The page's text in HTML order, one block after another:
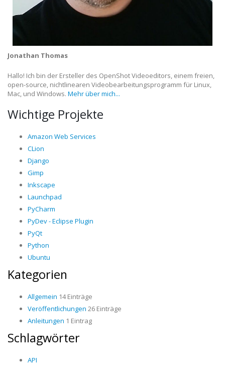
Jonathan Thomas
Hallo! Ich bin der Ersteller des OpenShot Videoeditors, einem freien,
open-source, nichtlinearen Videobearbeitungsprogramm für Linux,
Mac, und Windows. Mehr über mich...
Wichtige Projekte
Amazon Web Services
CLion
Django
Gimp
Inkscape
Launchpad
PyCharm
PyDev - Eclipse Plugin
PyQt
Python
Ubuntu
Kategorien
Allgemein 14 Einträge
Veröffentlichungen 26 Einträge
Anleitungen 1 Eintrag
Schlagwörter
API